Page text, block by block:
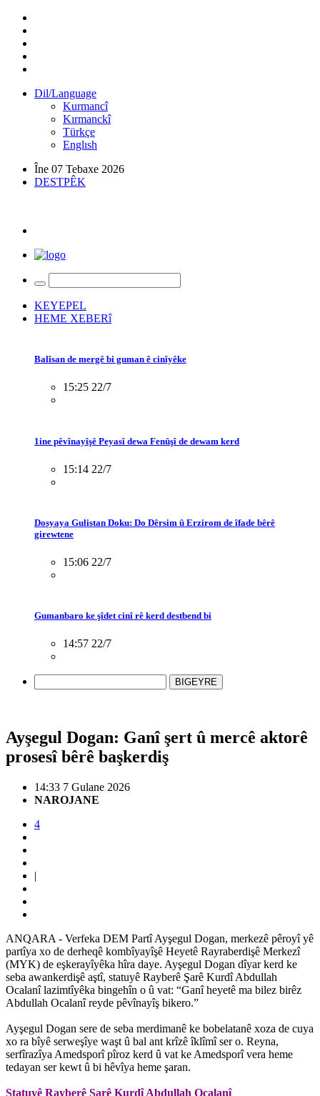
Dil/Language
Kurmancî
Kırmanckî
Türkçe
Englısh
Îne 07 Tebaxe 2026
DESTPÊK
KEYEPEL
HEME XEBERî
Balîsan de mergê bi guman ê cinîyêke
15:25 22/7
1ine pêvînayîşê Peyasî dewa Fenûşî de dewam kerd
15:14 22/7
Dosyaya Gulistan Doku: Do Dêrsim û Erzirom de îfade bêrê
girewtene
15:06 22/7
Gumanbaro ke şîdet cinî rê kerd destbend bi
14:57 22/7
BIGEYRE
Ayşegul Dogan: Ganî şert û mercê aktorê
prosesî bêrê başkerdiş
14:33 7 Gulane 2026
NAROJANE
4
|
ANQARA - Verfeka DEM Partî Ayşegul Dogan, merkezê pêroyî yê
partîya xo de derheqê kombîyayîşê Heyetê Rayraberdişê Merkezî
(MYK) de eşkerayîyêka hîra daye. Ayşegul Dogan dîyar kerd ke
seba awankerdişê aştî, statuyê Rayberê Şarê Kurdî Abdullah
Ocalanî lazimtîyêka bingehîn o û vat: “Ganî heyetê ma bilez birêz
Abdullah Ocalanî reyde pêvînayîş bikero.”
Ayşegul Dogan sere de seba merdimanê ke bobelatanê xoza de cuya
xo ra bîyê serweşîye waşt û bal ant krîzê îklîmî ser o. Reyna,
serfîrazîya Amedsporî pîroz kerd û vat ke Amedsporî vera heme
tedayan ser kewt û bi hêvîya heme şaran.
Statuyê Rayberê Şarê Kurdî Abdullah Ocalanî